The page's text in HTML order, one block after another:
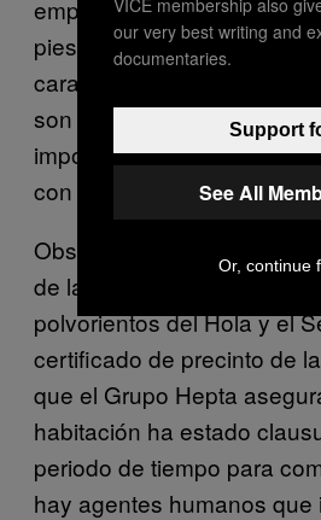
empezando a salir en el
pies. No hay nada de
caras. Parece que las
son tan fértiles en
importa mancillarlos un
con la uña.
Observo asombrada que
de la tele, confundido entre
polvorientos del Hola y el
certificado de precinto de
que el Grupo Hepta
habitación ha estado
periodo de tiempo para
hay agentes humanos
our very best writing and
documentaries.
Support
See All
Or, continue